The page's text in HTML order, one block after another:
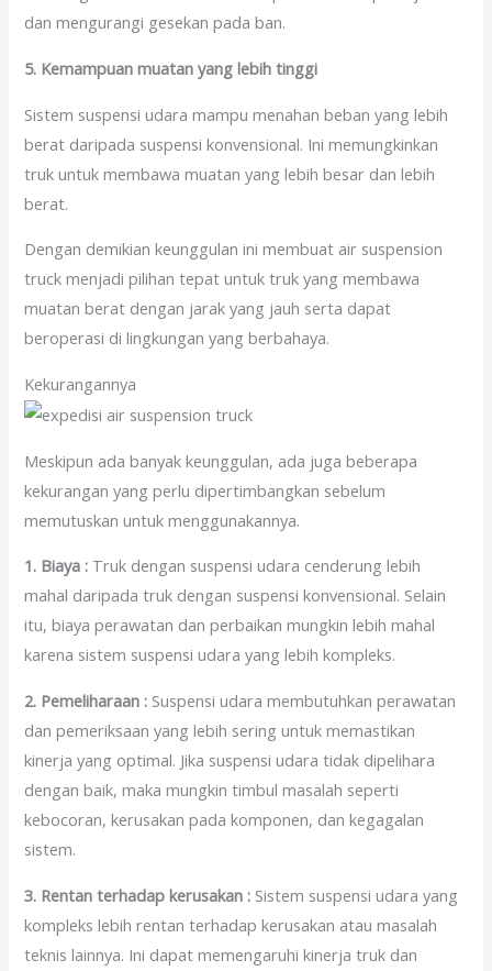
dan mengurangi gesekan pada ban.
5. Kemampuan muatan yang lebih tinggi
Sistem suspensi udara mampu menahan beban yang lebih
berat daripada suspensi konvensional. Ini memungkinkan
truk untuk membawa muatan yang lebih besar dan lebih
berat.
Dengan demikian keunggulan ini membuat air suspension
truck menjadi pilihan tepat untuk truk yang membawa
muatan berat dengan jarak yang jauh serta dapat
beroperasi di lingkungan yang berbahaya.
Kekurangannya
Meskipun ada banyak keunggulan, ada juga beberapa
kekurangan yang perlu dipertimbangkan sebelum
memutuskan untuk menggunakannya.
1. Biaya : Truk dengan suspensi udara cenderung lebih
mahal daripada truk dengan suspensi konvensional. Selain
itu, biaya perawatan dan perbaikan mungkin lebih mahal
karena sistem suspensi udara yang lebih kompleks.
2. Pemeliharaan : Suspensi udara membutuhkan perawatan
dan pemeriksaan yang lebih sering untuk memastikan
kinerja yang optimal. Jika suspensi udara tidak dipelihara
dengan baik, maka mungkin timbul masalah seperti
kebocoran, kerusakan pada komponen, dan kegagalan
sistem.
3. Rentan terhadap kerusakan : Sistem suspensi udara yang
kompleks lebih rentan terhadap kerusakan atau masalah
teknis lainnya. Ini dapat memengaruhi kinerja truk dan